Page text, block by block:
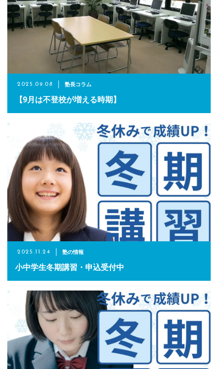
不登校・学校へ行きづらい
お子さまへ
LINEでのお問い合わせ
公式LINE追加
072-457-2406
HPでのお問い合わせ
CONTACT
2025.09.08 塾長コラム
【9月は不登校が増える時期】
2025.11.24 塾の情報
小中学生冬期講習・申込受付中